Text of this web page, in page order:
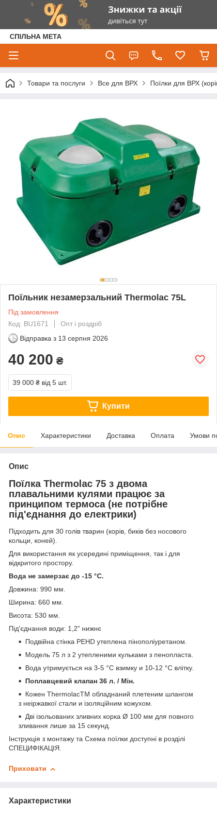
СПІЛЬНА МЕТА
Товари та послуги Все для ВРХ Поїлки для ВРХ
Поїльник незамерзальний Thermolac 75L
Під замовлення
Код: BU1671
Опт і роздріб
Відправка з 13 серпня 2026
40 200 ₴
39 000 ₴ від 5 шт.
Купити
Опис Характеристики Доставка Оплата Умови
Опис
Поїлка Thermolac 75 з двома
плавальними кулями працює за
принципом термоса (не потрібне
під'єднання до електрики)
Підходить для 30 голів тварин (корів, биків без носового
кольци, коней).
Для використання як усередині приміщення, так і для
відкритого простору.
Вода не замерзає до -15 °C.
Довжина: 990 мм.
Ширина: 660 мм.
Висота: 530 мм.
Під'єднання води: 1,2" нижнє
Подвійна стінка PEHD утеплена пінополіуретаном.
Модель 75 л з 2 утепленими кульками з пенопласта.
Вода утримується на 3-5 °C взимку и 10-12 °C влітку.
Поплавцевий клапан 36 л. / Мін.
Кожен ThermolacTM обладнаний плетеним шлангом
з неіржавкої стали и ізоляційним кожухом.
Дві ізольованих зливних корка Ø 100 мм для повного
зливання лише за 15 секунд.
Інструкція з монтажу та Схема поїлки доступні в розділі
СПЕЦИФІКАЦІЯ.
Приховати
Характеристики